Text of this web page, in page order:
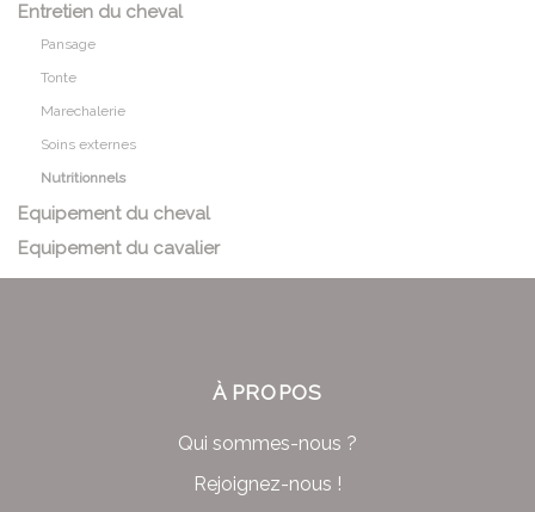
Entretien du cheval
Pansage
Tonte
Marechalerie
Soins externes
Nutritionnels
Equipement du cheval
Equipement du cavalier
À PROPOS
Qui sommes-nous ?
Rejoignez-nous !